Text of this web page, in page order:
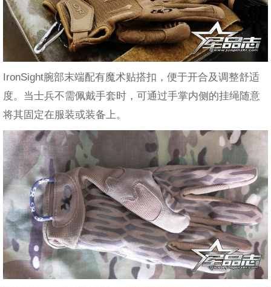
IronSight腕部末端配有魔术贴搭扣，便于开合及调整舒适
度。当士兵不需佩戴手套时，可通过手掌内侧的挂绳随意
将其固定在服装或装备上。